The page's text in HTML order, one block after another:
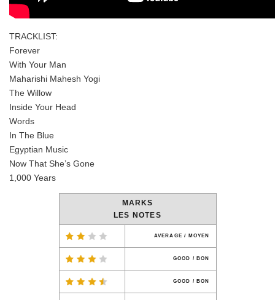
TRACKLIST:
Forever
With Your Man
Maharishi Mahesh Yogi
The Willow
Inside Your Head
Words
In The Blue
Egyptian Music
Now That She’s Gone
1,000 Years
MARKS
LES NOTES
AVERAGE / MOYEN
GOOD / BON
GOOD / BON